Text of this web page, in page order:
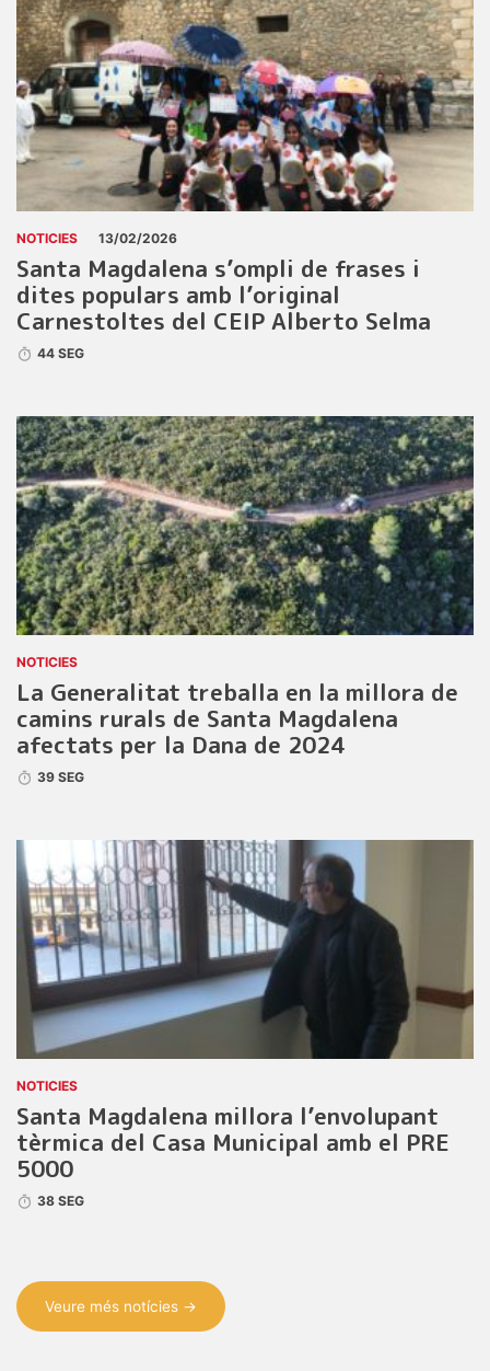
NOTICIES 13/02/2026
Santa Magdalena s’ompli de frases i
dites populars amb l’original
Carnestoltes del CEIP Alberto Selma
44 SEG
NOTICIES
La Generalitat treballa en la millora de
camins rurals de Santa Magdalena
afectats per la Dana de 2024
39 SEG
NOTICIES
Santa Magdalena millora l’envolupant
tèrmica del Casa Municipal amb el PRE
5000
38 SEG
Veure més notícies →